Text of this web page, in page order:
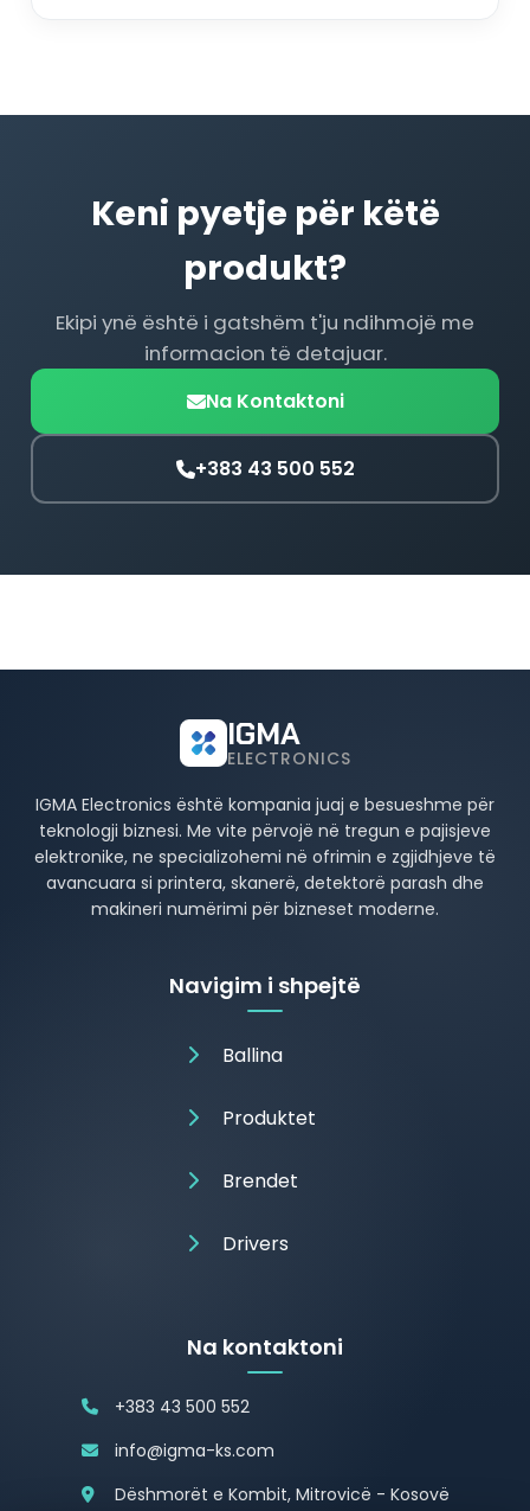
Keni pyetje për këtë
produkt?
Ekipi ynë është i gatshëm t'ju ndihmojë me
informacion të detajuar.
Na Kontaktoni
+383 43 500 552
IGMA
ELECTRONICS
IGMA Electronics është kompania juaj e besueshme për
teknologji biznesi. Me vite përvojë në tregun e pajisjeve
elektronike, ne specializohemi në ofrimin e zgjidhjeve të
avancuara si printera, skanerë, detektorë parash dhe
makineri numërimi për bizneset moderne.
Navigim i shpejtë
Ballina
Produktet
Brendet
Drivers
Na kontaktoni
+383 43 500 552
info@igma-ks.com
Dëshmorët e Kombit, Mitrovicë - Kosovë